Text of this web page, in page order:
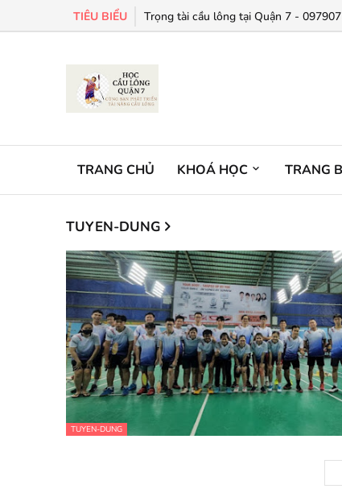
TIÊU BIỂU Trọng tài cầu lông tại Quận 7 -
TRANG CHỦ KHOÁ HỌC TRANG
TUYEN-DUNG
TUYEN-DUNG